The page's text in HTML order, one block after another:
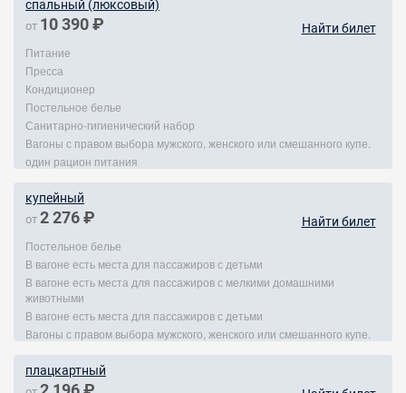
спальный (люксовый)
от 10 390 ₽ Найти билет
Питание
Пресса
Кондиционер
Постельное белье
Санитарно-гигиенический набор
Вагоны с правом выбора мужского, женского или смешанного купе.
один рацион питания
купейный
от 2 276 ₽ Найти билет
Постельное белье
В вагоне есть места для пассажиров с детьми
В вагоне есть места для пассажиров с мелкими домашними
животными
В вагоне есть места для пассажиров с детьми
Вагоны с правом выбора мужского, женского или смешанного купе.
плацкартный